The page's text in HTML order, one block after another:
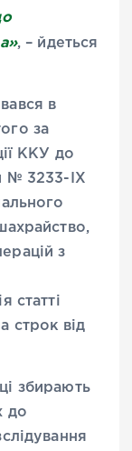
, – йдеться
в
за
ККУ до
№ 3233-IX
з
статті
строк від
збирають
до